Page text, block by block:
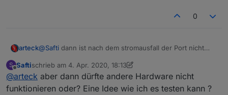
0
arteck@Safti dann ist nach dem stromausfall der Port nicht
schon mal..
S
Offline
Saftischrieb am 4. Apr. 2020, 18:13
zuletzt editiert von Safti4. Apr. 2020, 20:14
@arteck aber dann dürfte andere Hardware nicht
funktionieren oder? Eine Idee wie ich es testen kann ?